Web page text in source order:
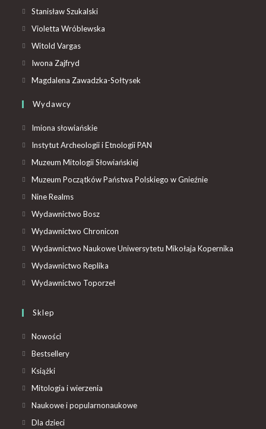
Stanisław Szukalski
Violetta Wróblewska
Witold Vargas
Iwona Zajfryd
Magdalena Zawadzka-Sołtysek
Wydawcy
Imiona słowiańskie
Instytut Archeologii i Etnologii PAN
Muzeum Mitologii Słowiańskiej
Muzeum Początków Państwa Polskiego w Gnieźnie
Nine Realms
Wydawnictwo Bosz
Wydawnictwo Chronicon
Wydawnictwo Naukowe Uniwersytetu Mikołaja Kopernika
Wydawnictwo Replika
Wydawnictwo Toporzeł
Sklep
Nowości
Bestsellery
Książki
Mitologia i wierzenia
Naukowe i popularnonaukowe
Dla dzieci